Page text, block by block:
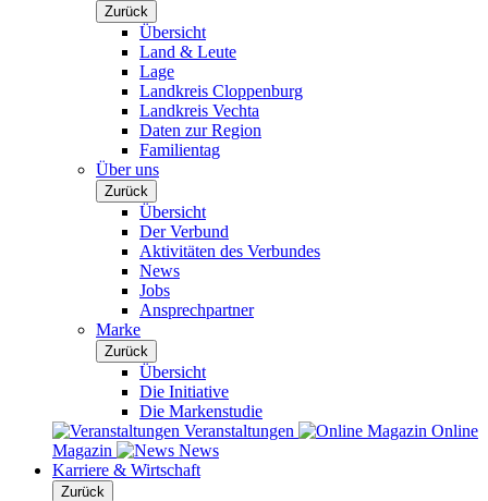
Zurück
Übersicht
Land & Leute
Lage
Landkreis Cloppenburg
Landkreis Vechta
Daten zur Region
Familientag
Über uns
Zurück
Übersicht
Der Verbund
Aktivitäten des Verbundes
News
Jobs
Ansprechpartner
Marke
Zurück
Übersicht
Die Initiative
Die Markenstudie
Veranstaltungen
Online
Magazin
News
Karriere & Wirtschaft
Zurück